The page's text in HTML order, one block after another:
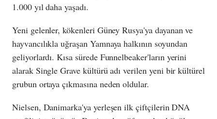
1.000 yıl daha yaşadı.
Yeni gelenler, kökenleri Güney Rusya'ya dayanan ve
hayvancılıkla uğraşan Yamnaya halkının soyundan
geliyorlardı. Kısa sürede Funnelbeaker'ların yerini
alarak Single Grave kültürü adı verilen yeni bir kültürel
grubun ortaya çıkmasına neden oldular.
Nielsen, Danimarka'ya yerleşen ilk çiftçilerin DNA